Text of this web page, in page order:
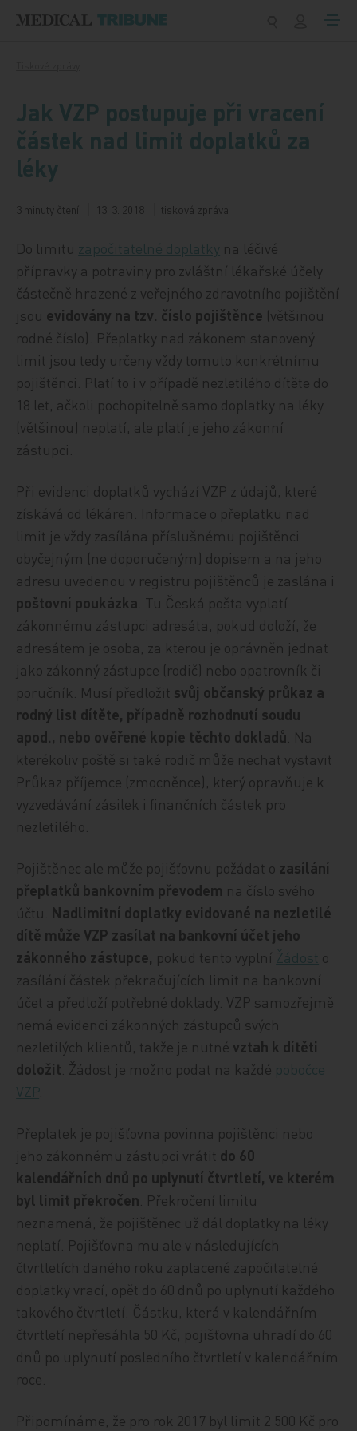
Jak VZP postupuje při vracení
částek nad limit doplatků za
léky
3 minuty čtení 13. 3. 2018 tisková zpráva
Do limitu započitatelné doplatky na léčivé
přípravky a potraviny pro zvláštní lékařské účely
částečně hrazené z veřejného zdravotního pojištění
jsou evidovány na tzv. číslo pojištěnce (většinou
rodné číslo). Přeplatky nad zákonem stanovený
limit jsou tedy určeny vždy tomuto konkrétnímu
pojištěnci. Platí to i v případě nezletilého dítěte do
18 let, ačkoli pochopitelně samo doplatky na léky
(většinou) neplatí, ale platí je jeho zákonní
zástupci.
Při evidenci doplatků vychází VZP z údajů, které
získává od lékáren. Informace o přeplatku nad
limit je vždy zasílána příslušnému pojištěnci
obyčejným (ne doporučeným) dopisem a na jeho
adresu uvedenou v registru pojištěnců je zaslána i
poštovní poukázka . Tu Česká pošta vyplatí
zákonnému zástupci adresáta, pokud doloží, že
adresátem je osoba, za kterou je oprávněn jednat
jako zákonný zástupce (rodič) nebo opatrovník či
poručník. Musí předložit svůj občanský průkaz a
rodný list dítěte, případně rozhodnutí soudu
apod., nebo ověřené kopie těchto dokladů . Na
kterékoliv poště si také rodič může nechat vystavit
Průkaz příjemce (zmocněnce), který opravňuje k
vyzvedávání zásilek i finančních částek pro
nezletilého.
Pojištěnec ale může pojišťovnu požádat o zasílání
přeplatků bankovním převodem na číslo svého
účtu. Nadlimitní doplatky evidované na nezletilé
dítě může VZP zasílat na bankovní účet jeho
zákonného zástupce, pokud tento vyplní Žádost o
zasílání částek překračujících limit na bankovní
účet a předloží potřebné doklady. VZP samozřejmě
nemá evidenci zákonných zástupců svých
nezletilých klientů, takže je nutné vztah k dítěti
doložit . Žádost je možno podat na každé pobočce
VZP.
Přeplatek je pojišťovna povinna pojištěnci nebo
jeho zákonnému zástupci vrátit do 60
kalendářních dnů po uplynutí čtvrtletí, ve kterém
byl limit překročen . Překročení limitu
neznamená, že pojištěnec už dál doplatky na léky
neplatí. Pojišťovna mu ale v následujících
čtvrtletích daného roku zaplacené započitatelné
doplatky vrací, opět do 60 dnů po uplynutí každého
takového čtvrtletí. Částku, která v kalendářním
čtvrtletí nepřesáhla 50 Kč, pojišťovna uhradí do 60
dnů po uplynutí posledního čtvrtletí v kalendářním
roce.
Připomínáme, že pro rok 2017 byl limit 2 500 Kč pro